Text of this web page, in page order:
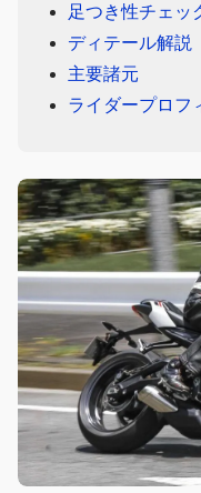
足つき性チェッ
ディテール解説
主要諸元
ライダープロフ